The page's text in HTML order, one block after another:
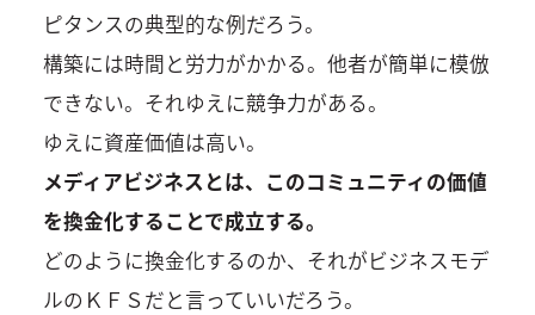
ピタンスの典型的な例だろう。
構築には時間と労力がかかる。他者が簡単に模倣
できない。それゆえに競争力がある。
ゆえに資産価値は高い。
メディアビジネスとは、このコミュニティの価値
を換金化することで成立する。
どのように換金化するのか、それがビジネスモデ
ルのＫＦＳだと言っていいだろう。